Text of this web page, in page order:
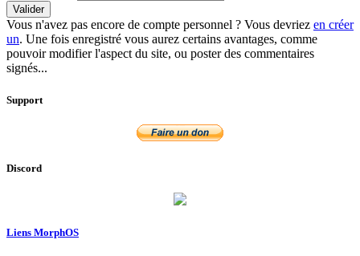
Valider
Vous n'avez pas encore de compte personnel ? Vous devriez en créer
un. Une fois enregistré vous aurez certains avantages, comme
pouvoir modifier l'aspect du site, ou poster des commentaires
signés...
Support
Discord
Liens MorphOS